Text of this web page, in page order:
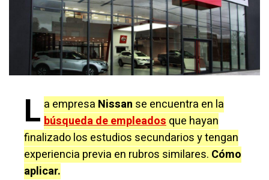
L a empresa Nissan se encuentra en la
búsqueda de empleadosque hayan
finalizado los estudios secundarios y tengan
experiencia previa en rubros similares. Cómo
aplicar.